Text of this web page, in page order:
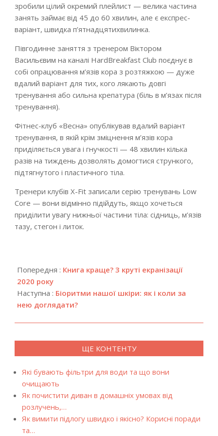
зробили цілий окремий плейлист — велика частина
занять займає від 45 до 60 хвилин, але є експрес-
варіант, швидка п’ятнадцятихвилинка.
Півгодинне заняття з тренером Віктором
Васильєвим на каналі HardBreakfast Club поєднує в
собі опрацювання м’язів кора з розтяжкою — дуже
вдалий варіант для тих, кого лякають довгі
тренування або сильна крепатура (біль в м’язах після
тренування).
Фітнес-клуб «Весна» опублікував вдалий варіант
тренування, в якій крім зміцнення м’язів кора
приділяється увага і гнучкості — 48 хвилин кілька
разів на тиждень дозволять домогтися стрункого,
підтягнутого і пластичного тіла.
Тренери клубів X-Fit записали серію тренувань Low
Core — вони відмінно підійдуть, якщо хочеться
приділити увагу нижньої частини тіла: сідниць, м’язів
тазу, стегон і литок.
07-
07
Попередня : Книга краще? 3 круті екранізації
2020 року
Наступна : Біоритми нашої шкіри: як і коли за
нею доглядати?
ЩЕ КОНТЕНТУ
Які бувають фільтри для води та що вони
очищають
Як почистити диван в домашніх умовах від
розлучень,…
Як вимити підлогу швидко і якісно? Корисні поради
та…